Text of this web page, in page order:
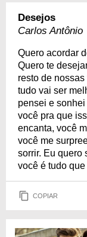
Desejos
Carlos Antônio
Quero acordar
Quero te
resto de
tudo vai ser
pensei e
você pra que
encanta, você
você me
sorrir. Eu quero
você é tudo
COPIAR